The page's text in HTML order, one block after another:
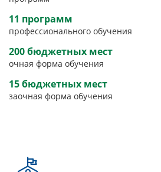
11 программ
профессионального обучения
200 бюджетных мест
очная форма обучения
15 бюджетных мест
заочная форма обучения